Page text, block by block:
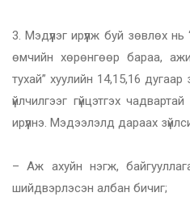
3. Мэдүүлэг ирүүлж буй зөвлөх
өмчийн хөрөнгөөр бараа,
тухай” хуулийн 14,15,16
үйлчилгээг гүйцэтгэх
ирүүлнэ. Мэдээлэлд дараах
– Аж ахуйн нэгж, байгууллага
шийдвэрлэсэн албан бичиг;